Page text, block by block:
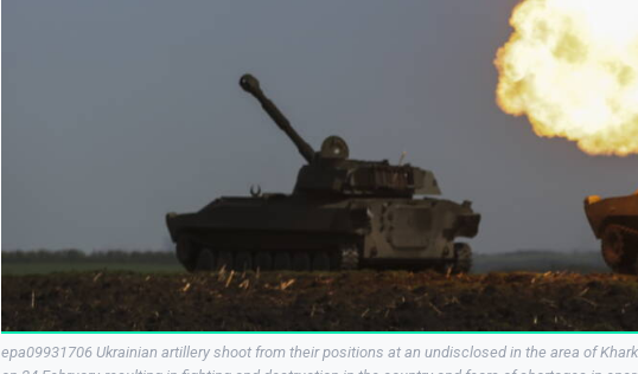
epa09931706 Ukrainian artillery shoot from their positions at an undisclosed in the area of